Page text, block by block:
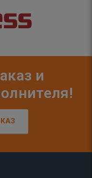
и